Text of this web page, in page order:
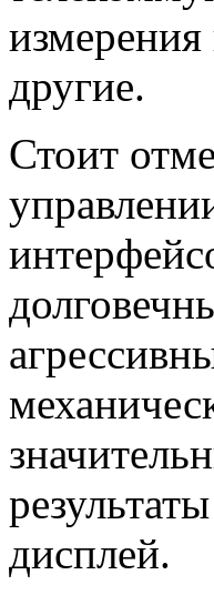
другие.
Стоит
дисплей.